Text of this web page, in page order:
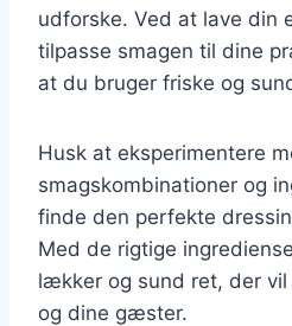
udforske. Ved at lave din
tilpasse smagen til dine
at du bruger friske og
Husk at eksperimentere
smagskombinationer og
finde den perfekte
Med de rigtige
lækker og sund ret, der
og dine gæster.